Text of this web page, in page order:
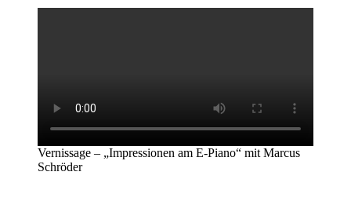
Vernissage – „Impressionen am E-Piano“ mit Marcus
Schröder